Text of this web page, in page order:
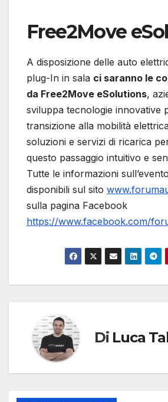
Free2Move
A disposizione delle auto
plug-In in sala ci saranno le
da Free2Move eSolutions,
sviluppa tecnologie innovative
transizione alla mobilità
soluzioni e servizi di ricarica
questo passaggio intuitivo e
Tutte le informazioni
disponibili sul sito
sulla pagina Facebook
https://www.facebook.com/
Di Luca